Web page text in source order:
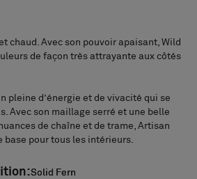
chaud. Avec son pouvoir apaisant, Wild
de façon très attrayante aux côtés
pleine d’énergie et de vivacité qui se
Avec son maillage serré et une belle
de chaîne et de trame, Artisan
base pour tous les intérieurs.
Solid Fern
Solid Fern